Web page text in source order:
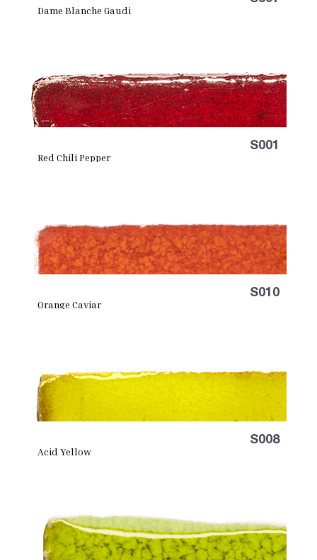
Dame Blanche Gaudi
S001
Red Chili Pepper
S010
Orange Caviar
S008
Acid Yellow